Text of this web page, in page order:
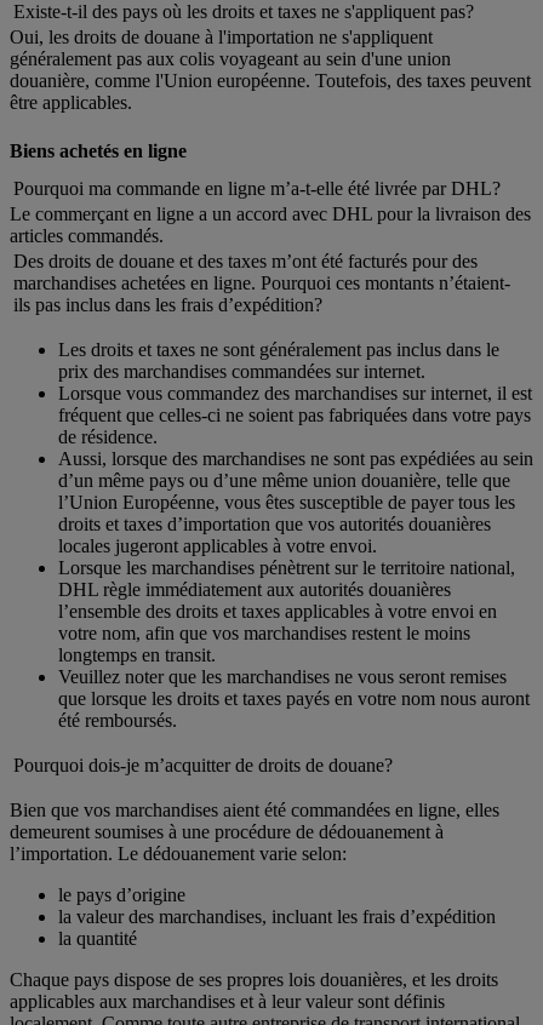
Existe-t-il des pays où les droits et taxes ne s'appliquent pas?
Oui, les droits de douane à l'importation ne s'appliquent
généralement pas aux colis voyageant au sein d'une union
douanière, comme l'Union européenne. Toutefois, des taxes peuvent
être applicables.
Biens achetés en ligne
Pourquoi ma commande en ligne m’a-t-elle été livrée par DHL?
Le commerçant en ligne a un accord avec DHL pour la livraison des
articles commandés.
Des droits de douane et des taxes m’ont été facturés pour des
marchandises achetées en ligne. Pourquoi ces montants n’étaient-
ils pas inclus dans les frais d’expédition?
Les droits et taxes ne sont généralement pas inclus dans le
prix des marchandises commandées sur internet.
Lorsque vous commandez des marchandises sur internet, il est
fréquent que celles-ci ne soient pas fabriquées dans votre pays
de résidence.
Aussi, lorsque des marchandises ne sont pas expédiées au sein
d’un même pays ou d’une même union douanière, telle que
l’Union Européenne, vous êtes susceptible de payer tous les
droits et taxes d’importation que vos autorités douanières
locales jugeront applicables à votre envoi.
Lorsque les marchandises pénètrent sur le territoire national,
DHL règle immédiatement aux autorités douanières
l’ensemble des droits et taxes applicables à votre envoi en
votre nom, afin que vos marchandises restent le moins
longtemps en transit.
Veuillez noter que les marchandises ne vous seront remises
que lorsque les droits et taxes payés en votre nom nous auront
été remboursés.
Pourquoi dois-je m’acquitter de droits de douane?
Bien que vos marchandises aient été commandées en ligne, elles
demeurent soumises à une procédure de dédouanement à
l’importation. Le dédouanement varie selon:
le pays d’origine
la valeur des marchandises, incluant les frais d’expédition
la quantité
Chaque pays dispose de ses propres lois douanières, et les droits
applicables aux marchandises et à leur valeur sont définis